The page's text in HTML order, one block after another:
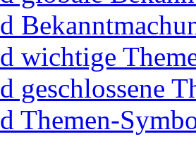
wichtige
geschlossene
Themen-